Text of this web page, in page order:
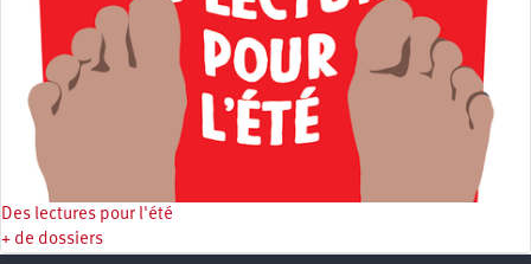
Des lectures pour l'été
+ de dossiers